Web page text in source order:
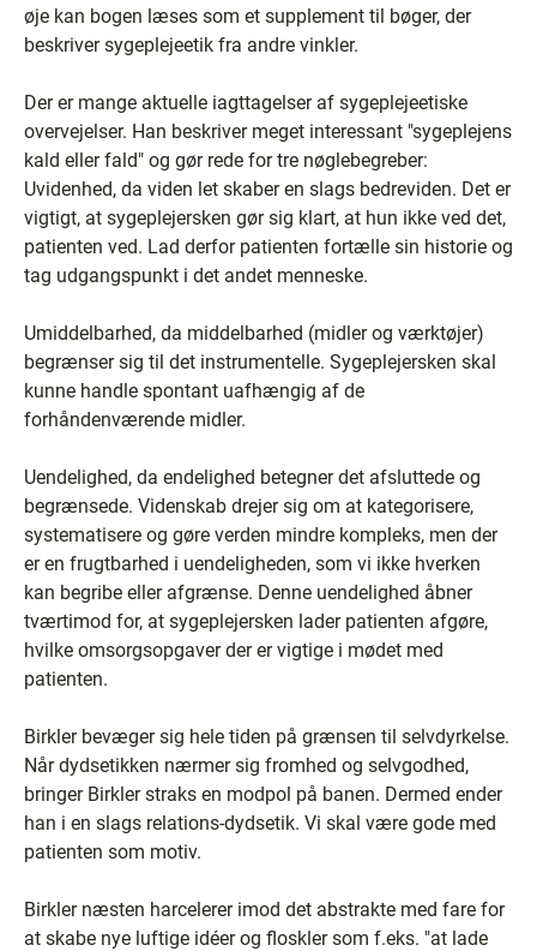
øje kan bogen læses som et supplement til bøger, der
beskriver sygeplejeetik fra andre vinkler.
Der er mange aktuelle iagttagelser af sygeplejeetiske
overvejelser. Han beskriver meget interessant "sygeplejens
kald eller fald" og gør rede for tre nøglebegreber:
Uvidenhed, da viden let skaber en slags bedreviden. Det er
vigtigt, at sygeplejersken gør sig klart, at hun ikke ved det,
patienten ved. Lad derfor patienten fortælle sin historie og
tag udgangspunkt i det andet menneske.
Umiddelbarhed, da middelbarhed (midler og værktøjer)
begrænser sig til det instrumentelle. Sygeplejersken skal
kunne handle spontant uafhængig af de
forhåndenværende midler.
Uendelighed, da endelighed betegner det afsluttede og
begrænsede. Videnskab drejer sig om at kategorisere,
systematisere og gøre verden mindre kompleks, men der
er en frugtbarhed i uendeligheden, som vi ikke hverken
kan begribe eller afgrænse. Denne uendelighed åbner
tværtimod for, at sygeplejersken lader patienten afgøre,
hvilke omsorgsopgaver der er vigtige i mødet med
patienten.
Birkler bevæger sig hele tiden på grænsen til selvdyrkelse.
Når dydsetikken nærmer sig fromhed og selvgodhed,
bringer Birkler straks en modpol på banen. Dermed ender
han i en slags relations-dydsetik. Vi skal være gode med
patienten som motiv.
Birkler næsten harcelerer imod det abstrakte med fare for
at skabe nye luftige idéer og floskler som f.eks. "at lade